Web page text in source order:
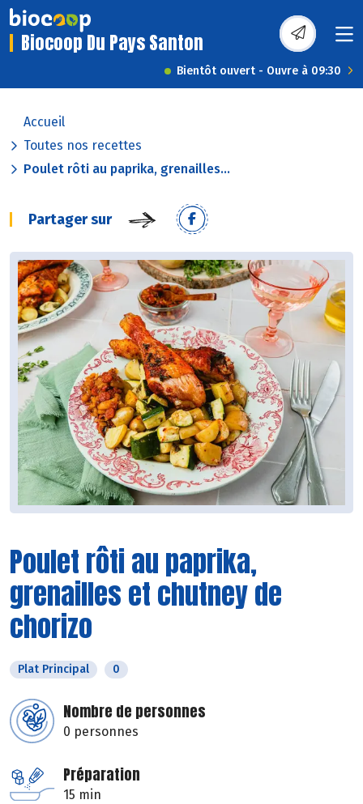
Biocoop Du Pays Santon
Bientôt ouvert - Ouvre à 09:30
Accueil
Toutes nos recettes
Poulet rôti au paprika, grenailles...
Partager sur
Poulet rôti au paprika,
grenailles et chutney de
chorizo
Plat Principal 0
Nombre de personnes
0 personnes
Préparation
15 min